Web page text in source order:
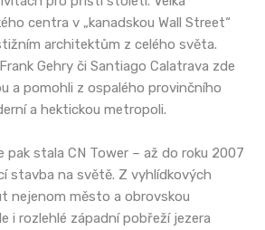
centra v „kanadskou Wall Street“
architektům z celého světa.
Gehry či Santiago Calatrava zde
a pomohli z ospalého provinčního
a hektickou metropoli.
pak stala CN Tower – až do roku 2007
stavba na světě. Z vyhlídkových
nejenom město a obrovskou
i rozlehlé západní pobřeží jezera